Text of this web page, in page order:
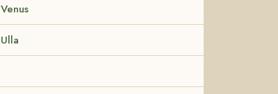
Venus
Ulla